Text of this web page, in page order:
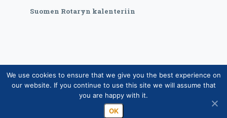
Suomen Rotaryn kalenteriin
Copyright © Suomen Rotarypalvelu ry 2026 |
Jäsentietojärjestelmän tietosuojaseloste|Henkilötietojen
käsittely Rotarytoiminnassa
We use cookies to ensure that we give you the best experience on
our website. If you continue to use this site we will assume that
you are happy with it.
OK